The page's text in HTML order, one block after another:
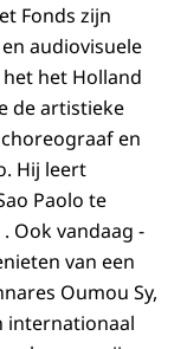
Fonds zijn
audiovisuele
het Holland
de artistieke
en
Hij leert
Paolo te
Ook vandaag -
van een
Oumou Sy,
internationaal